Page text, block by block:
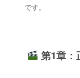
です。
第1章：